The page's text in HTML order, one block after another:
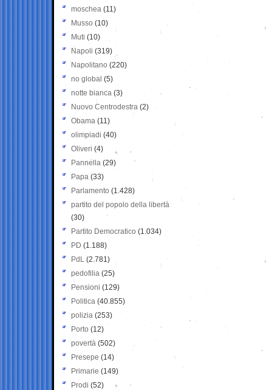
moschea (11)
Musso (10)
Muti (10)
Napoli (319)
Napolitano (220)
no global (5)
notte bianca (3)
Nuovo Centrodestra (2)
Obama (11)
olimpiadi (40)
Oliveri (4)
Pannella (29)
Papa (33)
Parlamento (1.428)
partito del popolo della libertà
(30)
Partito Democratico (1.034)
PD (1.188)
PdL (2.781)
pedofilia (25)
Pensioni (129)
Politica (40.855)
polizia (253)
Porto (12)
povertà (502)
Presepe (14)
Primarie (149)
Prodi (52)